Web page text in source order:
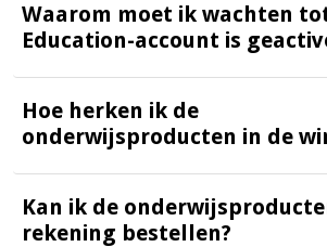
Waarom moet ik wachten
Education-account is
Hoe herken ik de
onderwijsproducten in de
Kan ik de
rekening bestellen?